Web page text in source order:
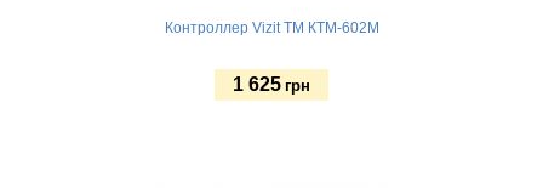
Контроллер Vizit TM КТМ-602M
1 625 грн